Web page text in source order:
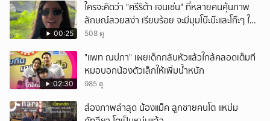
00:25
ใครจะคิดว่า "ศรีริต้า เจนเซ่น" ที่หลายคนคุ้นภาพ
ลักษณ์สวยสง่า เรียบร้อย จะมีมุมโบ๊ะบ๊ะและโก๊ะๆ ให้
ได้อมยิ้มเหมือนกัน งานนี้ทำเอาแฟนๆ ทั้งเอ็นดูทั้ง
508 ดู
02:30
"แพท ณปภา" เผยเด็กกลับหัวแล้วใกล้คลอดเต็มที
หมอบอกน้องตัวเล็กให้เพิ่มน้ำหนัก
985 ดู
ส่องภาพล่าสุด น้องแม็ค ลูกชายคนโต แหม่ม